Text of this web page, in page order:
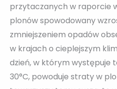
przytaczanych w raporcie
plonów spowodowany
zmniejszeniem opadów
w krajach o cieplejszym
dzień, w którym występuje
30°C, powoduje straty w